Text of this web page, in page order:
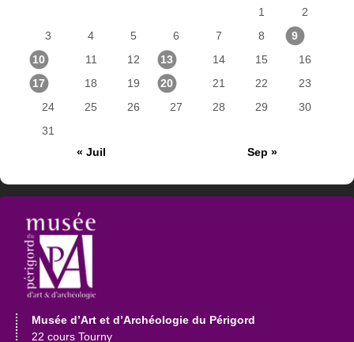
1
2
3
4 5 6 7 8
9
10
11 12 13 14 15
16
17
18 19 20 21 22
23
24
25 26 27 28 29
30
31
« Juil
Sep »
Musée d’Art et d’Archéologie du Périgord
22 cours Tourny